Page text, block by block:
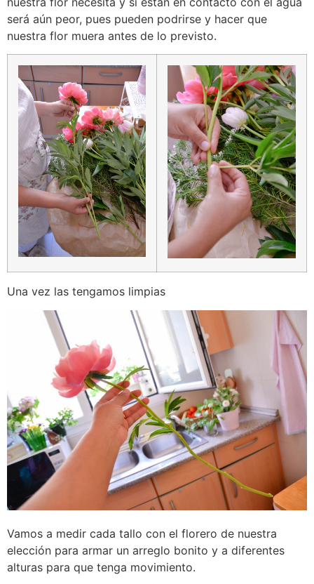
será aún peor, pues pueden podrirse y hacer que
nuestra flor muera antes de lo previsto.
Una vez las tengamos limpias
Vamos a medir cada tallo con el florero de nuestra
elección para armar un arreglo bonito y a diferentes
alturas para que tenga movimiento.